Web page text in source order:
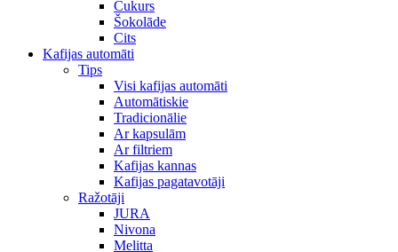
Cukurs
Šokolāde
Cits
Kafijas automāti
Tips
Visi kafijas automāti
Automātiskie
Tradicionālie
Ar kapsulām
Ar filtriem
Kafijas kannas
Kafijas pagatavotāji
Ražotāji
JURA
Nivona
Melitta